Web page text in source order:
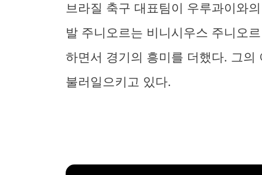
브라질 축구 대표팀이 우루과이와
발 주니오르는 비니시우스 주니오
하면서 경기의 흥미를 더했다. 그
불러일으키고 있다.